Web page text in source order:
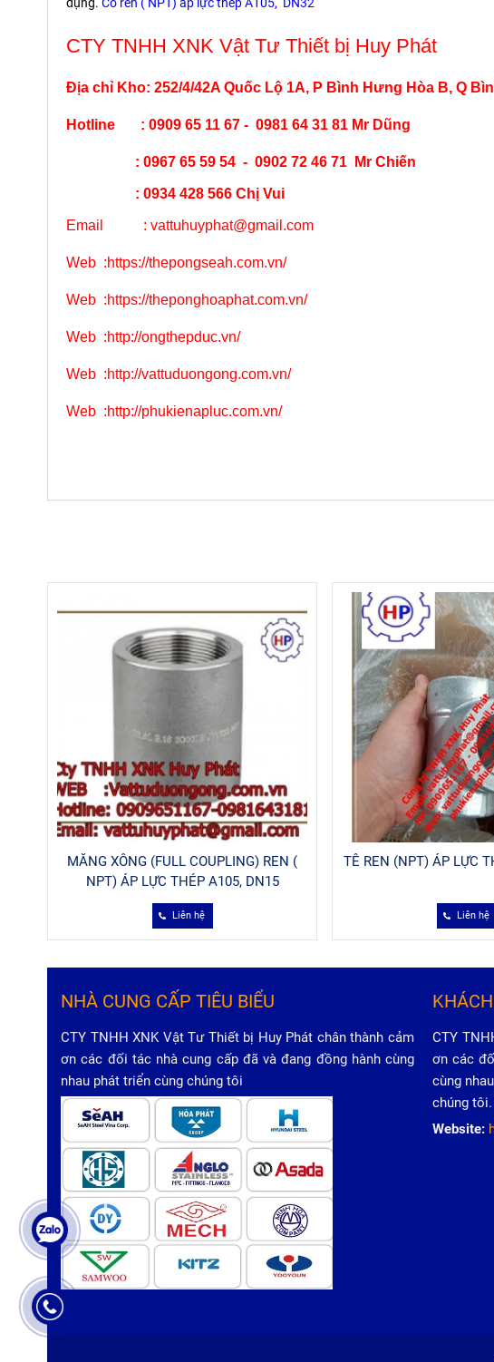
CTY TNHH XNK Vật Tư Thiết bị Huy Phát
Địa chỉ Kho: 252/4/42A Quốc Lộ 1A, P Bình Hưng Hòa B, Q
Hotline : 0909 65 11 67 - 0981 64 31 81 Mr Dũng
: 0967 65 59 54 - 0902 72 46 71 Mr Chiến
: 0934 428 566 Chị Vui
Email : vattuhuyphat@gmail.com
Web :https://thepongseah.com.vn/
Web :https://theponghoaphat.com.vn/
Web :http://ongthepduc.vn/
Web :http://vattuduongong.com.vn/
Web :http://phukienapluc.com.vn/
MĂNG XÔNG (FULL COUPLING) REN (
NPT) ÁP LỰC THÉP A105, DN15
Liên hệ
TÊ REN (NPT) ÁP LỰC
Liên hệ
NHÀ CUNG CẤP TIÊU BIỂU
CTY TNHH XNK Vật Tư Thiết bị Huy Phát chân thành cảm
ơn các đối tác nhà cung cấp đã và đang đồng hành cùng
nhau phát triển cùng chúng tôi
CTY
ơn các
cùng
chúng
Website: